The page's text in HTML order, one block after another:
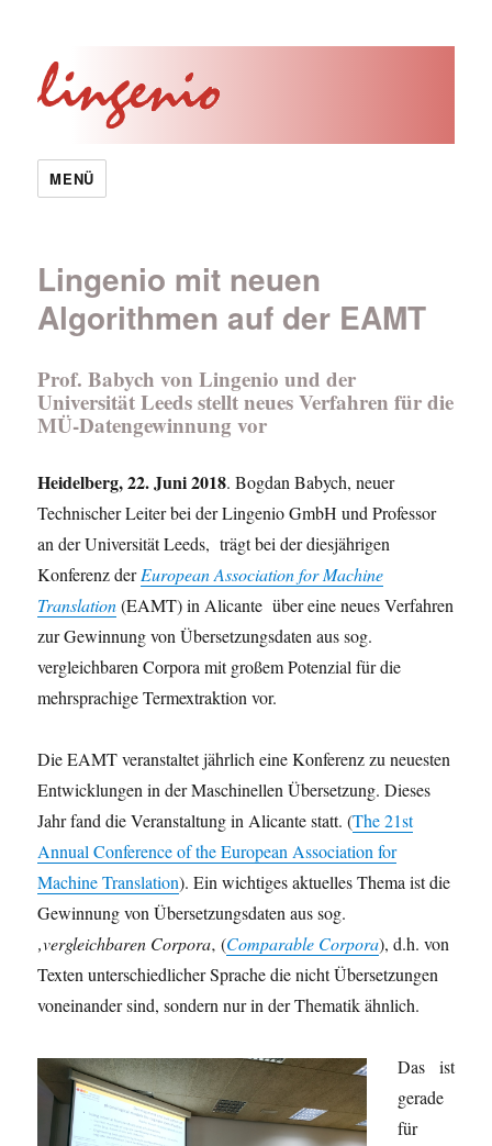
MENÜ
Lingenio mit neuen
Algorithmen auf der EAMT
Prof. Babych von Lingenio und der
Universität Leeds stellt neues Verfahren für die
MÜ-Datengewinnung vor
Heidelberg, 22. Juni 2018. Bogdan Babych, neuer
Technischer Leiter bei der Lingenio GmbH und Professor
an der Universität Leeds, trägt bei der diesjährigen
Konferenz derEuropean Association for Machine
Translation(EAMT) in Alicante über eine neues Verfahren
zur Gewinnung von Übersetzungsdaten aus sog.
vergleichbaren Corpora mit großem Potenzial für die
mehrsprachige Termextraktion vor.
Die EAMT veranstaltet jährlich eine Konferenz zu neuesten
Entwicklungen in der Maschinellen Übersetzung. Dieses
Jahr fand die Veranstaltung in Alicante statt. (The 21st
Annual Conference of the European Association for
Machine Translation). Ein wichtiges aktuelles Thema ist die
Gewinnung von Übersetzungsdaten aus sog.
‚vergleichbaren Corpora‚ (Comparable Corpora), d.h. von
Texten unterschiedlicher Sprache die nicht Übersetzungen
voneinander sind, sondern nur in der Thematik ähnlich.
Das ist
gerade
für